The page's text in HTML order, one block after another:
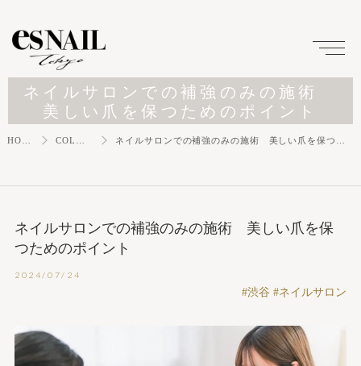
ネイルサロンでの補強のみの施術
美しい爪を保つためのポイント
ネイルサロンでの補強のみの施術 美しい爪を保
つためのポイント
2024/07/24
#渋谷 #ネイルサロン